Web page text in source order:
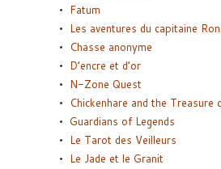
Fatum
Les aventures du capitaine
Chasse anonyme
D’encre et d’or
N-Zone Quest
Chickenhare and the
Guardians of Legends
Le Tarot des Veilleurs
Le Jade et le Granit